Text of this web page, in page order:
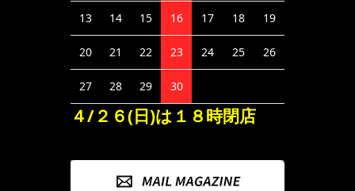
13 14 15 16 17 18 19
20 21 22 23 24 25 26
27 28 29 30
４/２６(日)は１８時閉店